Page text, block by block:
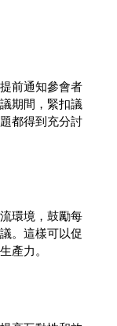
前通知參會者
期間，緊扣議
都得到充分討
環境，鼓勵每
。這樣可以促
產力。